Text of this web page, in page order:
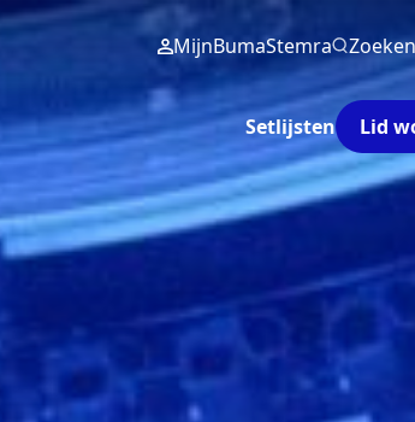
MijnBumaStemra Zoeken
Setlijsten Lid